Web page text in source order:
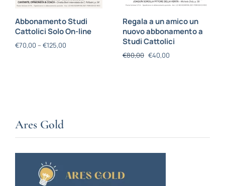
Abbonamento Studi
Cattolici Solo On-line
€70,00 – €125,00
Regala a un amico un
nuovo abbonamento a
Studi Cattolici
€80,00 €40,00
Ares Gold